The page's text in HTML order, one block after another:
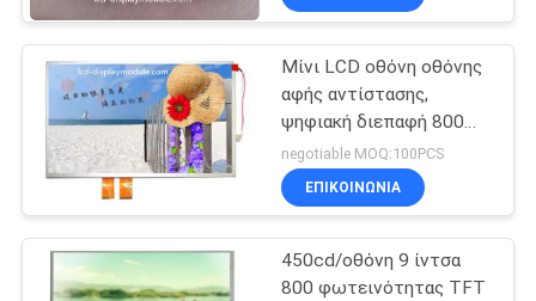
ΕΠΑΦΉ
ΝΈΑ
ΖΗΤΉΣΤΕ
ΈΝΑ
ΑΠΌΣΠΑΣΜΑ
Μίνι LCD οθόνη οθόνης
αφής αντίστασης,
ψηφιακή διεπαφή 800
3.3V * ενότητα 480 TFT
LCD
negotiable MOQ:100PCS
ΕΠΙΚΟΙΝΩΝΊΑ
450cd/οθόνη 9 ίντσα
800 φωτεινότητας TFT